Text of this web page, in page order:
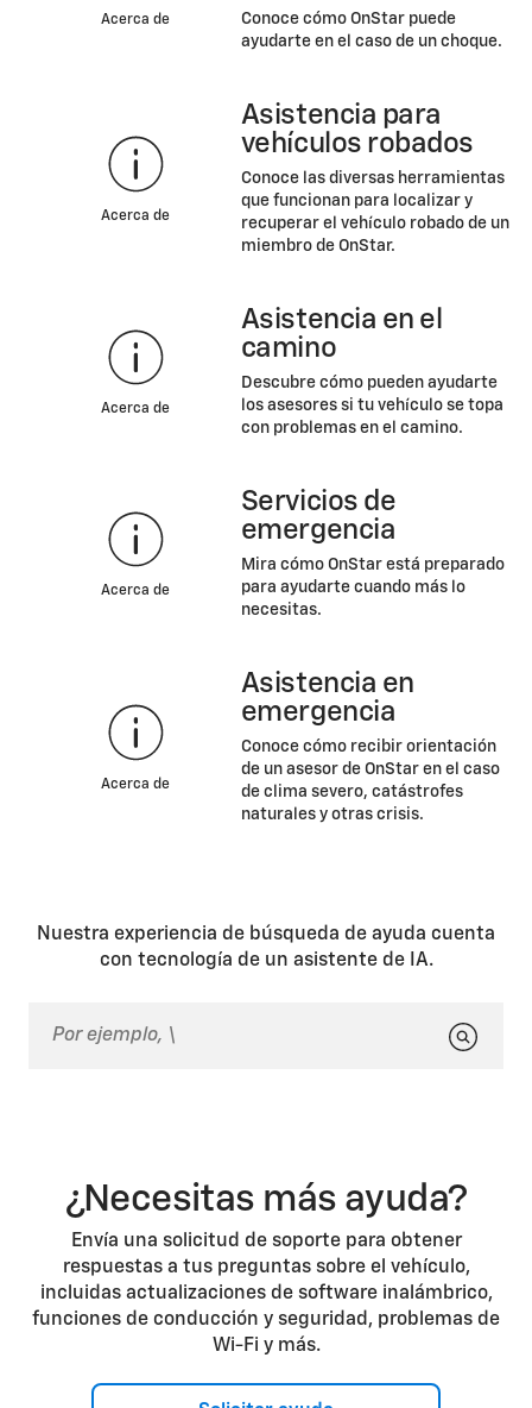
Acerca de
Conoce cómo OnStar puede
ayudarte en el caso de un choque.
Acerca de
Asistencia para
vehículos robados
Conoce las diversas herramientas
que funcionan para localizar y
recuperar el vehículo robado de un
miembro de OnStar.
Acerca de
Asistencia en el
camino
Descubre cómo pueden ayudarte
los asesores si tu vehículo se topa
con problemas en el camino.
Acerca de
Servicios de
emergencia
Mira cómo OnStar está preparado
para ayudarte cuando más lo
necesitas.
Acerca de
Asistencia en
emergencia
Conoce cómo recibir orientación
de un asesor de OnStar en el caso
de clima severo, catástrofes
naturales y otras crisis.
Nuestra experiencia de búsqueda de ayuda cuenta
con tecnología de un asistente de IA.
¿Necesitas más ayuda?
Envía una solicitud de soporte para obtener
respuestas a tus preguntas sobre el vehículo,
incluidas actualizaciones de software inalámbrico,
funciones de conducción y seguridad, problemas de
Wi-Fi y más.